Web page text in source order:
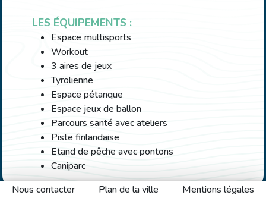
LES ÉQUIPEMENTS :
Espace multisports
Workout
3 aires de jeux
Tyrolienne
Espace pétanque
Espace jeux de ballon
Parcours santé avec ateliers
Piste finlandaise
Etand de pêche avec pontons
Caniparc
HORAIRES D’OUVERTURE :
Nous contacter Plan de la ville Mentions légales